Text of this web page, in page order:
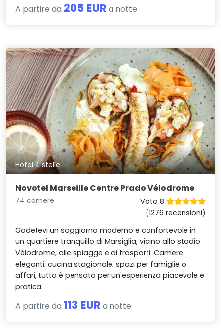
A partire da 205 EUR a notte
Hotel 4 stelle
Novotel Marseille Centre Prado Vélodrome
74 camere
Voto 8
(1276 recensioni)
Godetevi un soggiorno moderno e confortevole in
un quartiere tranquillo di Marsiglia, vicino allo stadio
Vélodrome, alle spiagge e ai trasporti. Camere
eleganti, cucina stagionale, spazi per famiglie o
affari, tutto è pensato per un'esperienza piacevole e
pratica.
A partire da 113 EUR a notte